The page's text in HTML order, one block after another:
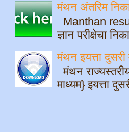
मंथन अंतरिम
Manthan
ज्ञान परीक्षेचा
मंथन इयत्ता
मंथन
माध्यम} इयत्ता